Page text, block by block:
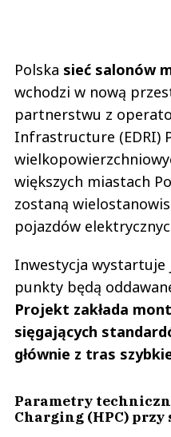
Polska sieć salonów
wchodzi w nową
partnerstwu z
Infrastructure (EDRI)
większych miastach
zostaną
pojazdów
Inwestycja wystartuje
punkty będą
Projekt zakłada
sięgających
głównie z tras
Parametry
Charging (HPC)